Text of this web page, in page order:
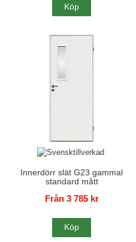
Köp
Innerdörr slät G23 gammal
standard mått
Från 3 785 kr
Köp